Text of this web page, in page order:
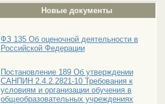
Новые документы
ФЗ 135 Об оценочной деятельности в
Российской Федерации
Постановление 189 Об утверждении
САНПИН 2.4.2.2821-10 Требования к
условиям и организации обучения в
общеобразовательных учреждениях